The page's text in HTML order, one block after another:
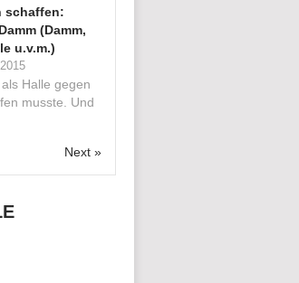
schaffen:
(Damm,
u.v.m.)
Halle gegen
musste. Und
Next »